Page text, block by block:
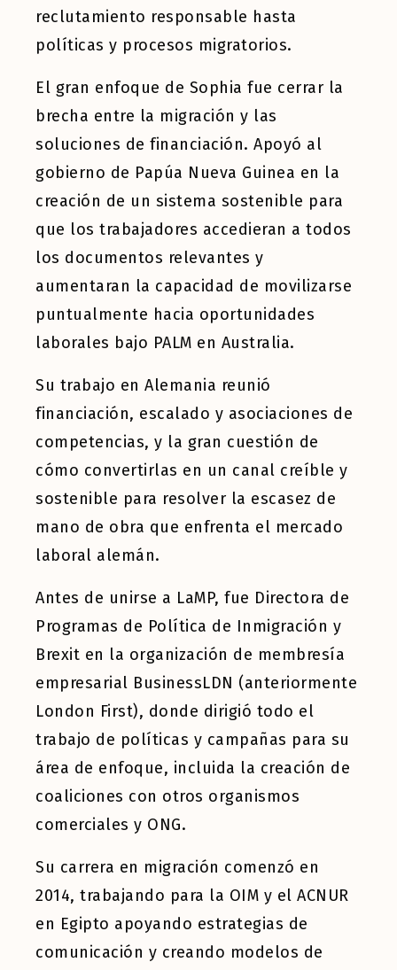
reclutamiento responsable hasta
políticas y procesos migratorios.
El gran enfoque de Sophia fue cerrar la
brecha entre la migración y las
soluciones de financiación. Apoyó al
gobierno de Papúa Nueva Guinea en la
creación de un sistema sostenible para
que los trabajadores accedieran a todos
los documentos relevantes y
aumentaran la capacidad de movilizarse
puntualmente hacia oportunidades
laborales bajo PALM en Australia.
Su trabajo en Alemania reunió
financiación, escalado y asociaciones de
competencias, y la gran cuestión de
cómo convertirlas en un canal creíble y
sostenible para resolver la escasez de
mano de obra que enfrenta el mercado
laboral alemán.
Antes de unirse a LaMP, fue Directora de
Programas de Política de Inmigración y
Brexit en la organización de membresía
empresarial BusinessLDN (anteriormente
London First), donde dirigió todo el
trabajo de políticas y campañas para su
área de enfoque, incluida la creación de
coaliciones con otros organismos
comerciales y ONG.
Su carrera en migración comenzó en
2014, trabajando para la OIM y el ACNUR
en Egipto apoyando estrategias de
comunicación y creando modelos de